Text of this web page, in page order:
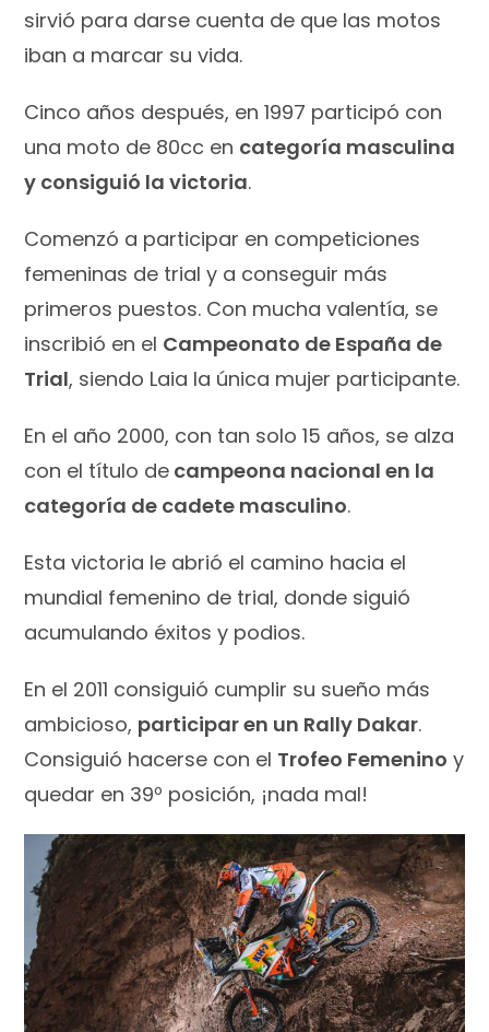
sirvió para darse cuenta de que las motos
iban a marcar su vida.
Cinco años después, en 1997 participó con
una moto de 80cc en categoría masculina
y consiguió la victoria.
Comenzó a participar en competiciones
femeninas de trial y a conseguir más
primeros puestos. Con mucha valentía, se
inscribió en el Campeonato de España de
Trial, siendo Laia la única mujer participante.
En el año 2000, con tan solo 15 años, se alza
con el título de campeona nacional en la
categoría de cadete masculino.
Esta victoria le abrió el camino hacia el
mundial femenino de trial, donde siguió
acumulando éxitos y podios.
En el 2011 consiguió cumplir su sueño más
ambicioso, participar en un Rally Dakar.
Consiguió hacerse con el Trofeo Femenino y
quedar en 39º posición, ¡nada mal!